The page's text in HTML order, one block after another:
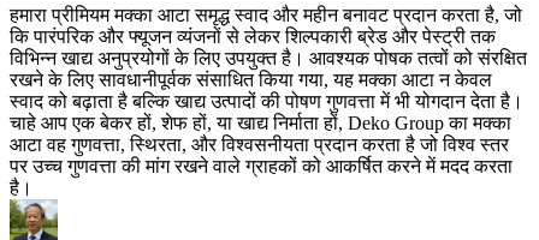
हमारा प्रीमियम मक्का आटा समृद्ध स्वाद और महीन बनावट प्रदान करता है, जो
कि पारंपरिक और फ्यूजन व्यंजनों से लेकर शिल्पकारी ब्रेड और पेस्ट्री तक
विभिन्न खाद्य अनुप्रयोगों के लिए उपयुक्त है। आवश्यक पोषक तत्वों को संरक्षित
रखने के लिए सावधानीपूर्वक संसाधित किया गया, यह मक्का आटा न केवल
स्वाद को बढ़ाता है बल्कि खाद्य उत्पादों की पोषण गुणवत्ता में भी योगदान देता है।
चाहे आप एक बेकर हों, शेफ हों, या खाद्य निर्माता हों, Deko Group का मक्का
आटा वह गुणवत्ता, स्थिरता, और विश्वसनीयता प्रदान करता है जो विश्व स्तर
पर उच्च गुणवत्ता की मांग रखने वाले ग्राहकों को आकर्षित करने में मदद करता
है।